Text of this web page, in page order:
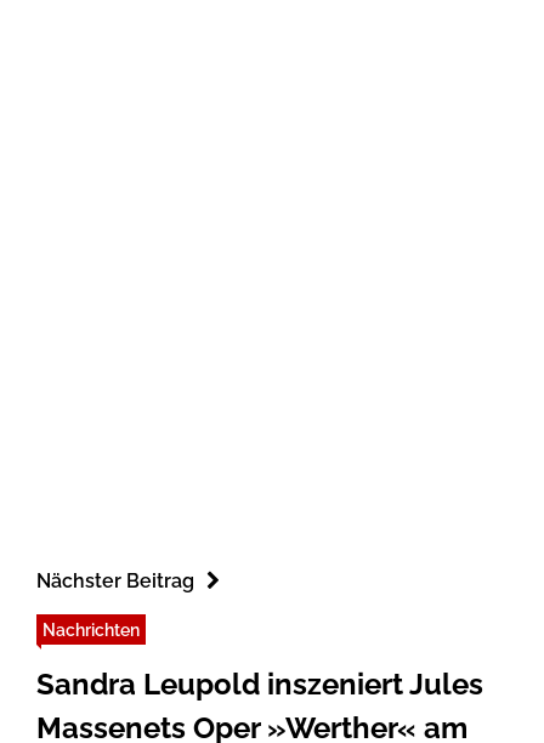
Nächster Beitrag
Nachrichten
Sandra Leupold inszeniert Jules
Massenets Oper »Werther« am